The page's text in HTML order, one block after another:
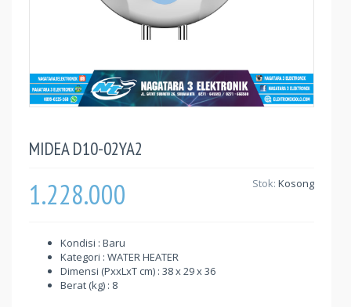
MIDEA D10-02YA2
1.228.000 Stok: Kosong
Kondisi : Baru
Kategori : WATER HEATER
Dimensi (PxxLxT cm) : 38 x 29 x 36
Berat (kg) : 8